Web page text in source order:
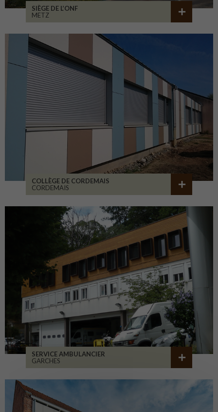
SIÈGE DE L’ONF
METZ
COLLÈGE DE CORDEMAIS
CORDEMAIS
SERVICE AMBULANCIER
GARCHES